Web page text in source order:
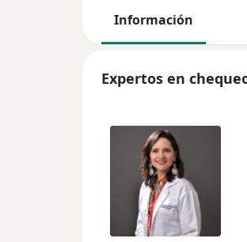
Información
Expertos en